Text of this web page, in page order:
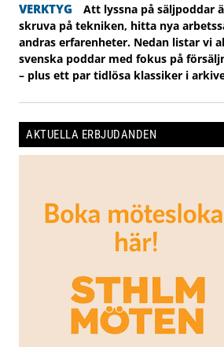
VERKTYG
Att lyssna på säljpoddar
skruva på tekniken, hitta nya
andras erfarenheter. Nedan listar vi
svenska poddar med fokus på
– plus ett par tidlösa klassiker i
AKTUELLA ERBJUDANDEN